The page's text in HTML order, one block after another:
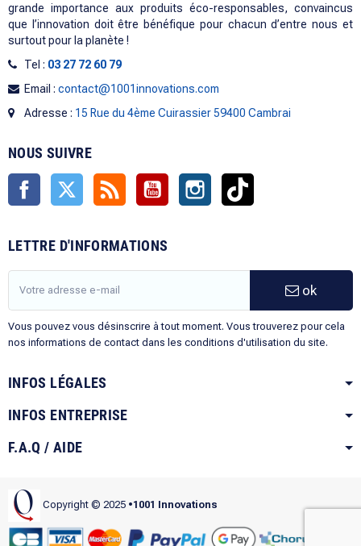
grande importance aux produits éco-responsables, convaincus
que l’innovation doit être bénéfique pour chacun d’entre nous et
surtout pour la planète !
Tel : 03 27 72 60 79
Email : contact@1001innovations.com
Adresse : 15 Rue du 4ème Cuirassier 59400 Cambrai
NOUS SUIVRE
Facebook Twitter Rss YouTube Instagram
LETTRE D'INFORMATIONS
ok
Vous pouvez vous désinscrire à tout moment. Vous trouverez pour cela
nos informations de contact dans les conditions d'utilisation du site.
INFOS LÉGALES
INFOS ENTREPRISE
F.A.Q / AIDE
Copyright © 2025 •1001 Innovations